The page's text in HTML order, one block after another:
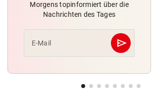
Morgens topinformiert über die
Nachrichten des Tages
E-Mail send
Abschicken